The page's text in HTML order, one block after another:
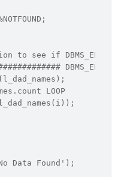
to see if DBMS_EPG
DBMS_EPG
(l_dad_names);
LOOP
Data Found');